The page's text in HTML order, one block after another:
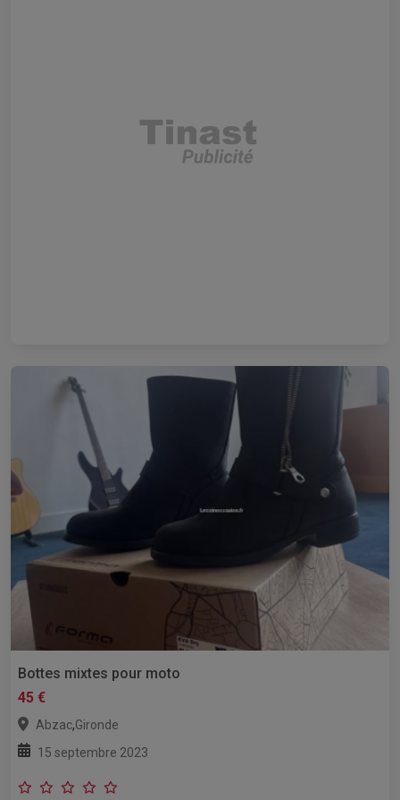
Bottes mixtes pour moto
45 €
Abzac,Gironde
15 septembre 2023